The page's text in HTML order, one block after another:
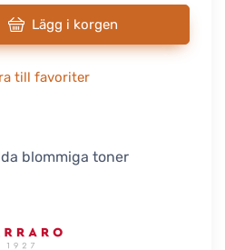
Lägg i korgen
till favoriter
blommiga toner